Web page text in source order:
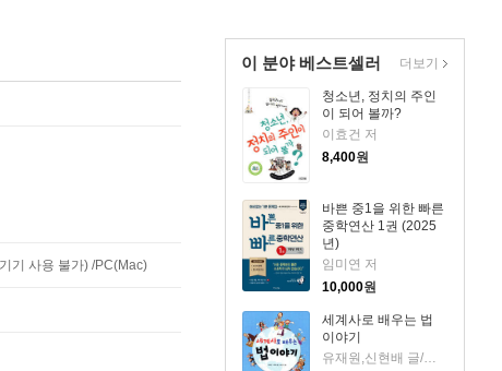
이 분야 베스트셀러
청소년, 정치의 주인
이 되어 볼까?
이효건 저
8,400원
바쁜 중1을 위한 빠른
중학연산 1권 (2025
년)
임미연 저
10,000원
세계사로 배우는 법
이야기
유재원,신현배 글/임혜경 그림
더보기
기 사용 불가) /PC(Mac)